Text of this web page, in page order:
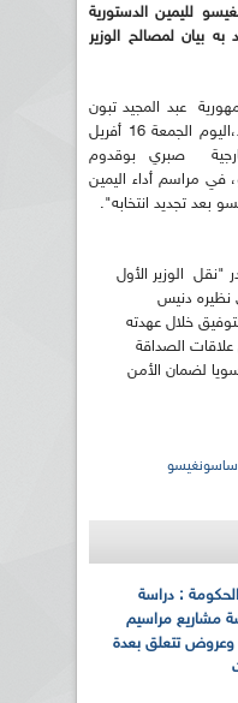
لليمين الدستورية
بيان لمصالح الوزير
عبد المجيد تبون
شارك الوزير الأول عبد العزيز جراد،اليوم الجمعة 16 أفريل
صبري بوقدوم
في مراسم أداء اليمين
بعد تجديد انتخابه".
الوزير الأول
نظيره دنيس
خلال عهدته
الصداقة
سويا لضمان الأمن
: دراسة
مشاريع مراسيم
وعروض تتعلق بعدة